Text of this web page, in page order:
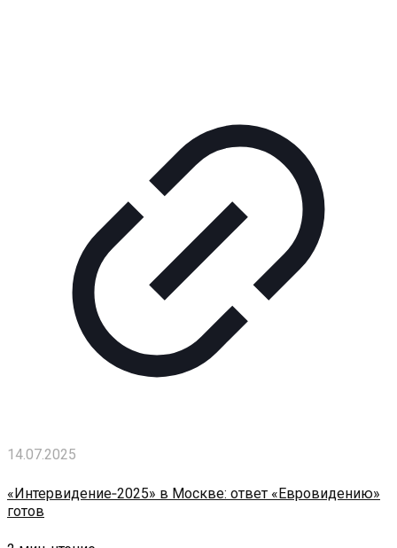
14.07.2025
«Интервидение‑2025» в Москве: ответ «Евровидению»
готов